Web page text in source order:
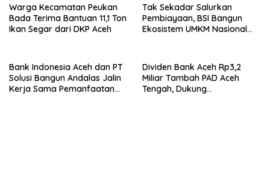
Warga Kecamatan Peukan
Bada Terima Bantuan 11,1 Ton
Ikan Segar dari DKP Aceh
Tak Sekadar Salurkan
Pembiayaan, BSI Bangun
Ekosistem UMKM Nasional
Bank Indonesia Aceh dan PT
Solusi Bangun Andalas Jalin
Kerja Sama Pemanfaatan
Dividen Bank Aceh Rp3,2
Miliar Tambah PAD Aceh
Tengah, Dukung